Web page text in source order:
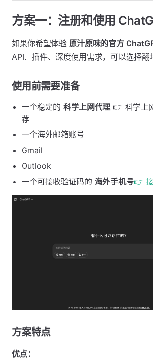
方案一：注册和使用
如果你希望体验 原汁原味的官方
API、插件、深度使用需求，可以选择翻
使用前需要准备 ​
一个稳定的 科学上网代理 👉 科学上
荐
一个海外邮箱账号
Gmail
Outlook
一个可接收验证码的 海外手机号👉
方案特点 ​
优点：